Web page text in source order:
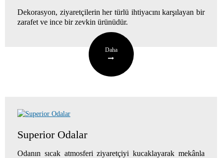
Dekorasyon, ziyaretçilerin her türlü ihtiyacını karşılayan bir
zarafet ve ince bir zevkin ürünüdür.
Daha
Superior Odalar
Odanın sıcak atmosferi ziyaretçiyi kucaklayarak mekânla